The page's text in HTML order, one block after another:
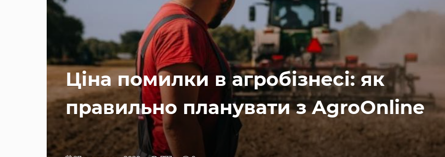
Ціна помилки в агробізнесі: як
правильно планувати з AgroOnline